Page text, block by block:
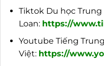
Tiktok Du học Trung
Loan: https://
Youtube Tiếng
Việt: https://